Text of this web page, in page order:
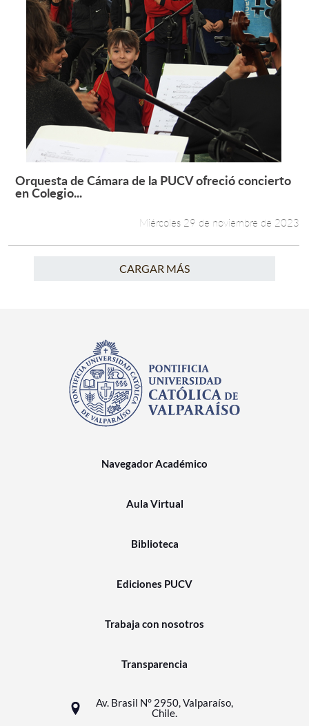
Leer más +
Orquesta de Cámara de la PUCV ofreció concierto
en Colegio...
Miércoles 29 de noviembre de 2023
CARGAR MÁS
Navegador Académico
Aula Virtual
Biblioteca
Ediciones PUCV
Trabaja con nosotros
Transparencia
Av. Brasil N° 2950, Valparaíso,
Chile.